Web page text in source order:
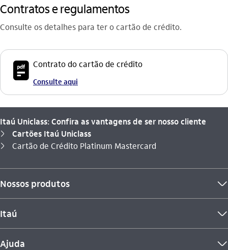
Contratos e regulamentos
Consulte os detalhes para ter o cartão de crédito.
icon-itaufonts_pdf icon Contrato do cartão de crédito
Consulte aqui
Itaú Uniclass: Confira as vantagens de ser nosso cliente
seta_direita Cartões Itaú Uniclass
seta_direita
Você está aqui:
Cartão de Crédito Platinum Mastercard
Nossos produtos seta_baixo
Itaú seta_baixo
Ajuda seta_baixo